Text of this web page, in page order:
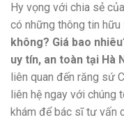
Hy vọng với chia sẻ
có những thông tin hữu
không? Giá bao
uy tín, an toàn tại Hà
liên quan đến răng sứ
liên hệ ngay với
khám để bác sĩ tư vấn